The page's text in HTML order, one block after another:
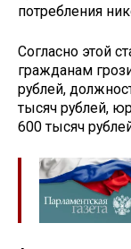
потребления
Согласно этой
гражданам
рублей,
тысяч рублей,
600 тысяч